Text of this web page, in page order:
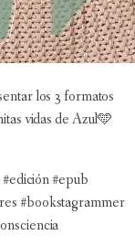
los 3 formatos
vidas de Azul🩵
#epub
#bookstagrammer